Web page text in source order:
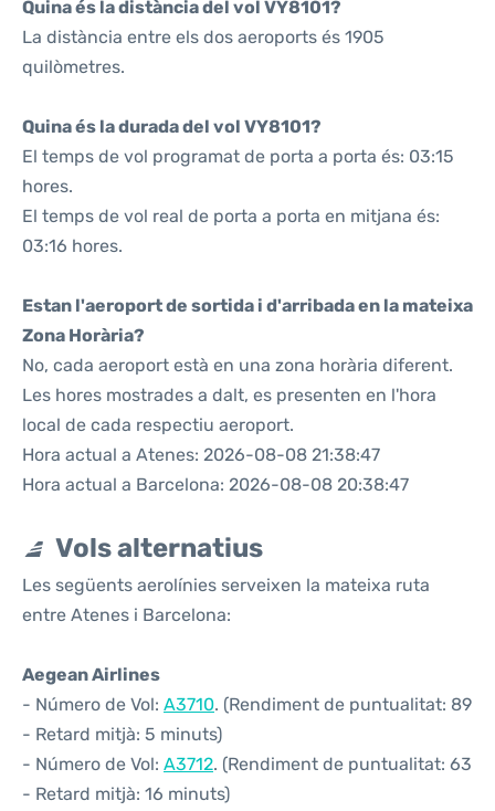
Quina és la distància del vol VY8101?
La distància entre els dos aeroports és 1905
quilòmetres.
Quina és la durada del vol VY8101?
El temps de vol programat de porta a porta és: 03:15
hores.
El temps de vol real de porta a porta en mitjana és:
03:16 hores.
Estan l'aeroport de sortida i d'arribada en la mateixa
Zona Horària?
No, cada aeroport està en una zona horària diferent.
Les hores mostrades a dalt, es presenten en l'hora
local de cada respectiu aeroport.
Hora actual a Atenes: 2026-08-08 21:38:47
Hora actual a Barcelona: 2026-08-08 20:38:47
Vols alternatius
Les següents aerolínies serveixen la mateixa ruta
entre Atenes i Barcelona:
Aegean Airlines
- Número de Vol: A3710. (Rendiment de puntualitat: 89
- Retard mitjà: 5 minuts)
- Número de Vol: A3712. (Rendiment de puntualitat: 63
- Retard mitjà: 16 minuts)